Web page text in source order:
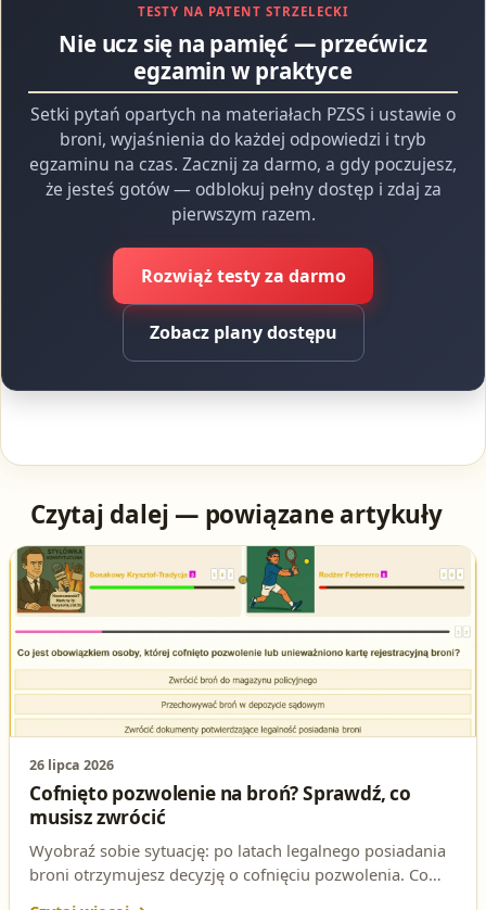
TESTY NA PATENT STRZELECKI
Nie ucz się na pamięć — przećwicz
egzamin w praktyce
Setki pytań opartych na materiałach PZSS i ustawie o
broni, wyjaśnienia do każdej odpowiedzi i tryb
egzaminu na czas. Zacznij za darmo, a gdy poczujesz,
że jesteś gotów — odblokuj pełny dostęp i zdaj za
pierwszym razem.
Rozwiąż testy za darmo
Zobacz plany dostępu
Czytaj dalej — powiązane artykuły
26 lipca 2026
Cofnięto pozwolenie na broń? Sprawdź, co
musisz zwrócić
Wyobraź sobie sytuację: po latach legalnego posiadania
broni otrzymujesz decyzję o cofnięciu pozwolenia. Co